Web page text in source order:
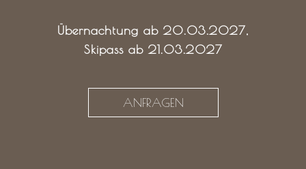
Übernachtung ab 20.03.2027,
Skipass ab 21.03.2027
ANFRAGEN